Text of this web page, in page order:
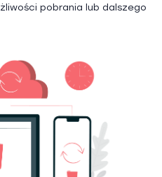
pobrania lub dalszego